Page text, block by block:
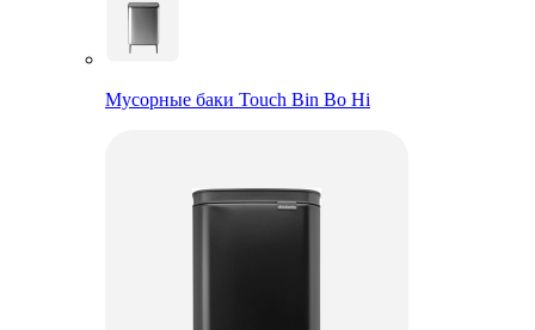
Мусорные баки Touch Bin Bo Hi